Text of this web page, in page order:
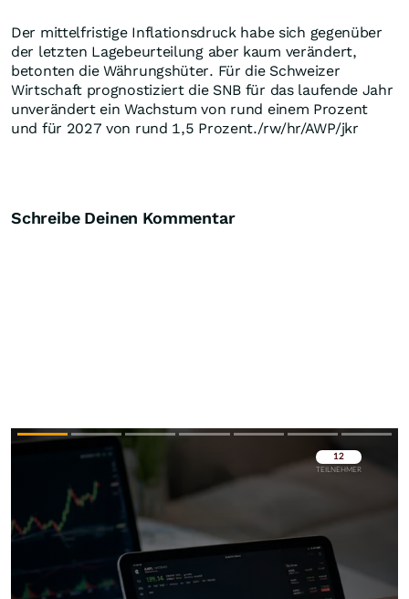
Der mittelfristige Inflationsdruck habe sich gegenüber
der letzten Lagebeurteilung aber kaum verändert,
betonten die Währungshüter. Für die Schweizer
Wirtschaft prognostiziert die SNB für das laufende Jahr
unverändert ein Wachstum von rund einem Prozent
und für 2027 von rund 1,5 Prozent./rw/hr/AWP/jkr
Schreibe Deinen Kommentar